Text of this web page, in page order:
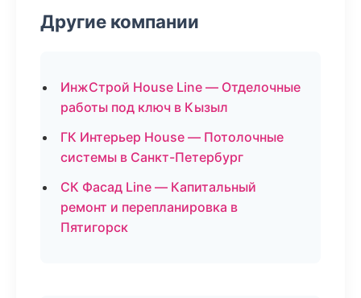
Другие компании
ИнжСтрой House Line — Отделочные
работы под ключ в Кызыл
ГК Интерьер House — Потолочные
системы в Санкт-Петербург
СК Фасад Line — Капитальный
ремонт и перепланировка в
Пятигорск